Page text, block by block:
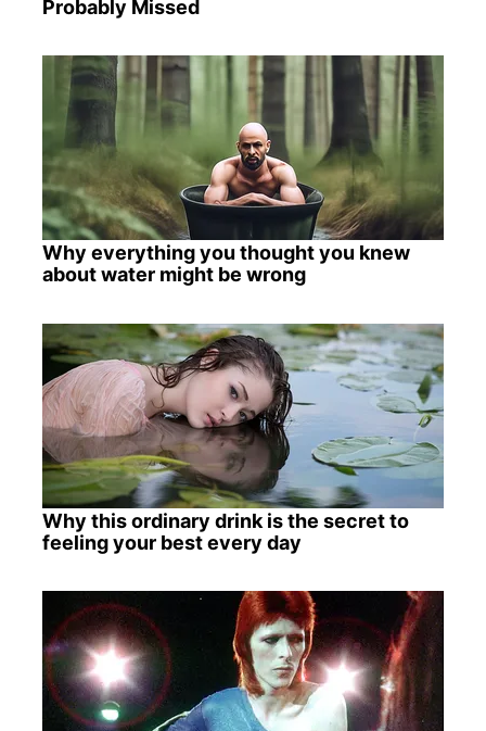
Probably Missed
Why everything you thought you knew
about water might be wrong
Why this ordinary drink is the secret to
feeling your best every day